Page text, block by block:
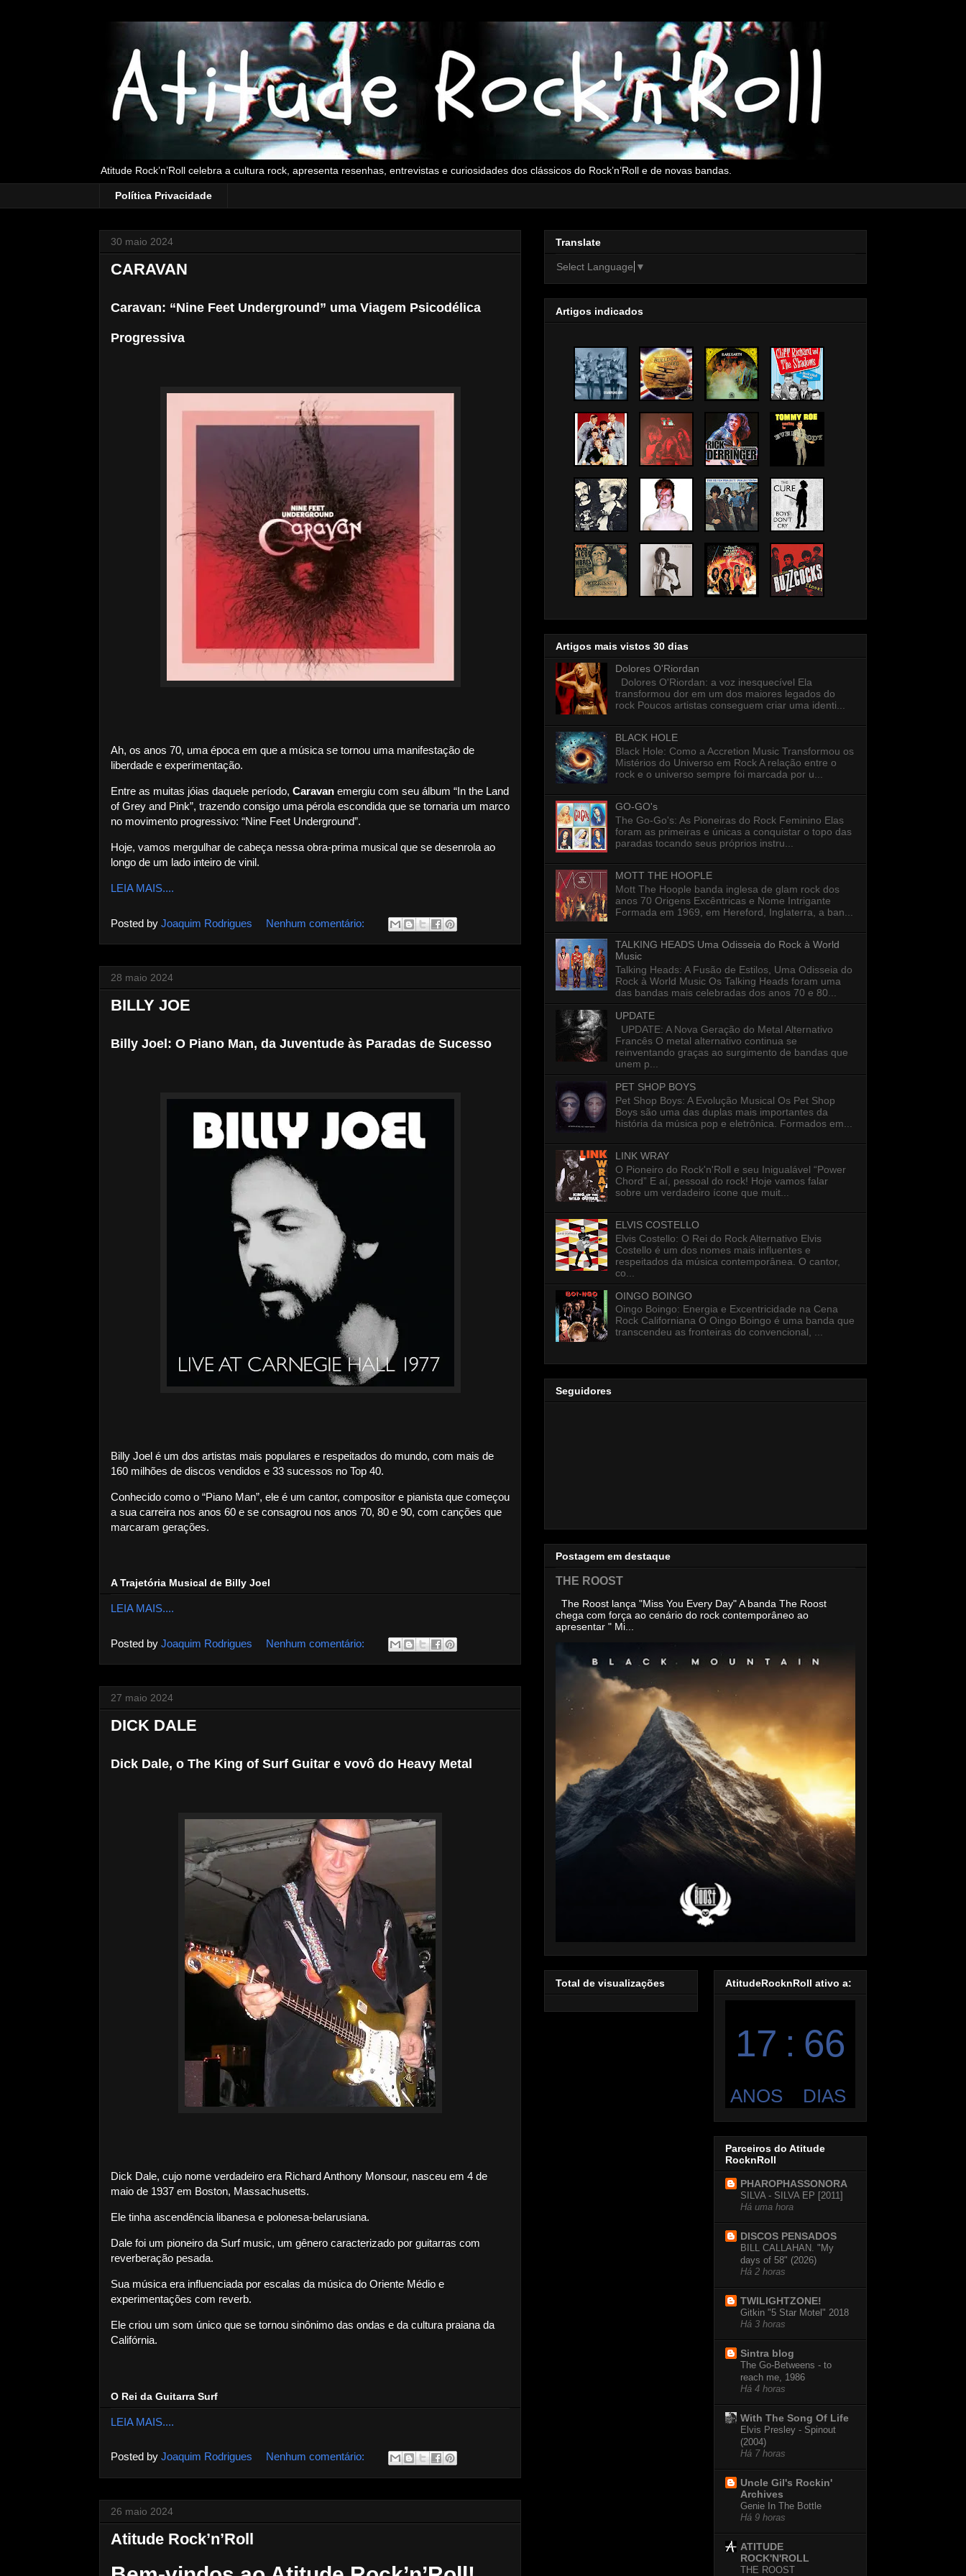
Atitude Rock’n’Roll celebra a cultura rock, apresenta resenhas, entrevistas e curiosidades dos clássicos do Rock’n’Roll e de novas bandas.
Política Privacidade
30 maio 2024
CARAVAN
Caravan: “Nine Feet Underground” uma Viagem Psicodélica
Progressiva
Ah, os anos 70, uma época em que a música se tornou uma manifestação de
liberdade e experimentação.
Entre as muitas jóias daquele período, Caravan emergiu com seu álbum “In the Land
of Grey and Pink”, trazendo consigo uma pérola escondida que se tornaria um marco
no movimento progressivo: “Nine Feet Underground”.
Hoje, vamos mergulhar de cabeça nessa obra-prima musical que se desenrola ao
longo de um lado inteiro de vinil.
LEIA MAIS....
Posted by Joaquim Rodrigues Nenhum comentário:
28 maio 2024
BILLY JOE
Billy Joel: O Piano Man, da Juventude às Paradas de Sucesso
Billy Joel é um dos artistas mais populares e respeitados do mundo, com mais de
160 milhões de discos vendidos e 33 sucessos no Top 40.
Conhecido como o “Piano Man”, ele é um cantor, compositor e pianista que começou
a sua carreira nos anos 60 e se consagrou nos anos 70, 80 e 90, com canções que
marcaram gerações.
A Trajetória Musical de Billy Joel
LEIA MAIS....
Posted by Joaquim Rodrigues Nenhum comentário:
27 maio 2024
DICK DALE
Dick Dale, o The King of Surf Guitar e vovô do Heavy Metal
Dick Dale, cujo nome verdadeiro era Richard Anthony Monsour, nasceu em 4 de
maio de 1937 em Boston, Massachusetts.
Ele tinha ascendência libanesa e polonesa-belarusiana.
Dale foi um pioneiro da Surf music, um gênero caracterizado por guitarras com
reverberação pesada.
Sua música era influenciada por escalas da música do Oriente Médio e
experimentações com reverb.
Ele criou um som único que se tornou sinônimo das ondas e da cultura praiana da
Califórnia.
O Rei da Guitarra Surf
LEIA MAIS....
Posted by Joaquim Rodrigues Nenhum comentário:
26 maio 2024
Atitude Rock’n’Roll
Translate
Select Language ▼
Artigos indicados
Artigos mais vistos 30 dias
Dolores O'Riordan
Dolores O'Riordan: a voz inesquecível Ela
transformou dor em um dos maiores legados do
rock Poucos artistas conseguem criar uma identi...
BLACK HOLE
Black Hole: Como a Accretion Music Transformou os
Mistérios do Universo em Rock A relação entre o
rock e o universo sempre foi marcada por u...
GO-GO's
The Go-Go's: As Pioneiras do Rock Feminino Elas
foram as primeiras e únicas a conquistar o topo das
paradas tocando seus próprios instru...
MOTT THE HOOPLE
Mott The Hoople banda inglesa de glam rock dos
anos 70 Origens Excêntricas e Nome Intrigante
Formada em 1969, em Hereford, Inglaterra, a ban...
TALKING HEADS Uma Odisseia do Rock à World
Music
Talking Heads: A Fusão de Estilos, Uma Odisseia do
Rock à World Music Os Talking Heads foram uma
das bandas mais celebradas dos anos 70 e 80...
UPDATE
UPDATE: A Nova Geração do Metal Alternativo
Francês O metal alternativo continua se
reinventando graças ao surgimento de bandas que
unem p...
PET SHOP BOYS
Pet Shop Boys: A Evolução Musical Os Pet Shop
Boys são uma das duplas mais importantes da
história da música pop e eletrônica. Formados em...
LINK WRAY
O Pioneiro do Rock'n'Roll e seu Inigualável “Power
Chord” E aí, pessoal do rock! Hoje vamos falar
sobre um verdadeiro ícone que muit...
ELVIS COSTELLO
Elvis Costello: O Rei do Rock Alternativo Elvis
Costello é um dos nomes mais influentes e
respeitados da música contemporânea. O cantor,
co...
OINGO BOINGO
Oingo Boingo: Energia e Excentricidade na Cena
Rock Californiana O Oingo Boingo é uma banda que
transcendeu as fronteiras do convencional, ...
Seguidores
Postagem em destaque
THE ROOST
The Roost lança "Miss You Every Day" A banda The Roost
chega com força ao cenário do rock contemporâneo ao
apresentar " Mi...
Total de visualizações AtitudeRocknRoll ativo a:
Parceiros do Atitude
RocknRoll
PHAROPHASSONORA
SILVA - SILVA EP [2011]
Há uma hora
DISCOS PENSADOS
BILL CALLAHAN. "My
days of 58" (2026)
Há 2 horas
TWILIGHTZONE!
Gitkin "5 Star Motel" 2018
Há 3 horas
Sintra blog
The Go-Betweens - to
reach me, 1986
Há 4 horas
With The Song Of Life
Elvis Presley - Spinout
(2004)
Há 7 horas
Uncle Gil's Rockin'
Archives
Genie In The Bottle
Há 9 horas
ATITUDE
ROCK'N'ROLL
THE ROOST